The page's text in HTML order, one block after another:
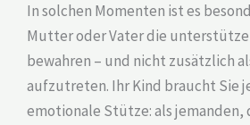
In solchen Momenten ist es
Mutter oder Vater die
bewahren – und nicht zusätzlich
aufzutreten. Ihr Kind braucht Sie
emotionale Stütze: als jemanden,